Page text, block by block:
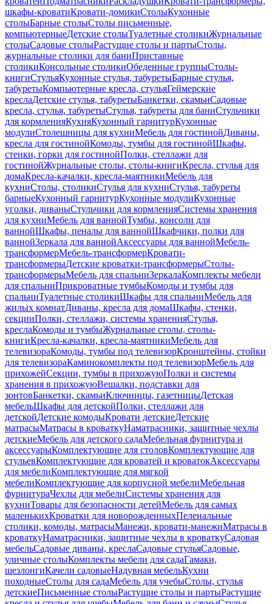
шкафы-кроватиКровати-домикиСтолыКухонные
столыБарные столыСтолы письменные,
компьютерныеДетские столыТуалетные столикиЖурнальные
столыСадовые столыРастущие столы и партыСтолы,
журнальные столики для баниПриставные
столикиКонсольные столикиОбеденные группыСтолы-
книгиСтульяКухонные стулья, табуретыБарные стулья,
табуретыКомпьютерные кресла, стульяГеймерские
креслаДетские стулья, табуретыБанкетки, скамьиСадовые
кресла, стулья, табуретыСтулья, табуреты для баниСтульчики
для кормленияКухняКухонный гарнитурКухонные
модулиСтолешницы для кухниМебель для гостинойДиваны,
кресла для гостинойКомоды, тумбы для гостинойШкафы,
стенки, горки для гостинойПолки, стеллажи для
гостинойЖурнальные столы, столы-книгиКресла, стулья для
домаКресла-качалки, кресла-маятникиМебель для
кухниСтолы, столикиСтулья для кухниСтулья, табуреты
барныеКухонный гарнитурКухонные модулиКухонные
уголки, диваныСтульчики для кормленияСистемы хранения
для кухниМебель для ваннойТумбы, консоли для
ваннойШкафы, пеналы для ваннойШкафчики, полки для
ваннойЗеркала для ваннойАксессуары для ваннойМебель-
трансформерМебель-трансформерКровати-
трансформерыДетские кроватки-трансформерыСтолы-
трансформерыМебель для спальниЗеркалаКомплекты мебели
для спальниПрикроватные тумбыКомоды и тумбы для
спальниТуалетные столикиШкафы для спальниМебель для
жилых комнатДиваны, кресла для домаШкафы, стенки,
секцииПолки, стеллажи, системы храненияСтулья,
креслаКомоды и тумбыЖурнальные столы, столы-
книгиКресла-качалки, кресла-маятникиМебель для
телевизораКомоды, тумбы под телевизорКронштейны, стойки
для телевизораКаминокомплекты под телевизорМебель для
прихожейСекции, тумбы в прихожуюПолки и системы
хранения в прихожуюВешалки, подставки для
зонтовБанкетки, скамьиКлючницы, газетницыДетская
мебельШкафы для детскойПолки, стеллажи для
детскойДетские комодыКровати детскиеДетские
матрасыМатрасы в кроваткуНаматрасники, защитные чехлы
детскиеМебель для детского садаМебельная фурнитура и
аксессуарыКомплектующие для столовКомплектующие для
стульевКомплектующие для кроватей и кроватокАксессуары
для мебелиКомплектующие для мягкой
мебелиКомплектующие для корпусной мебелиМебельная
фурнитураЧехлы для мебелиСистемы хранения для
кухниТовары для безопасности детейМебель для самых
маленькихКроватки для новорожденныхПеленальные
столики, комоды, матрасыМанежи, кровати-манежиМатрасы в
кроваткуНаматрасники, защитные чехлы в кроваткуСадовая
мебельСадовые диваны, креслаСадовые стульяСадовые,
уличные столыКомплекты мебели для садаГамаки,
шезлонгиКачели садовыеНадувная мебельКухни
походныеСтолы для садаМебель для учебыСтолы, стулья
детскиеПисьменные столыРастущие столы и партыРастущие